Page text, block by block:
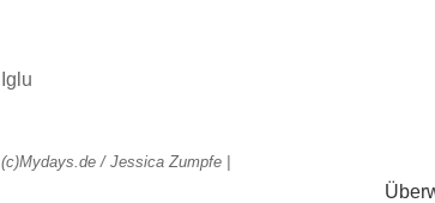
Iglu
(c)Mydays.de / Jessica Zumpfe |